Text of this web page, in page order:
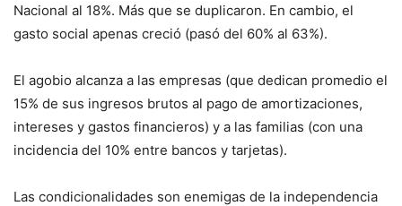
Nacional al 18%. Más que se duplicaron. En cambio, el
gasto social apenas creció (pasó del 60% al 63%).
El agobio alcanza a las empresas (que dedican promedio el
15% de sus ingresos brutos al pago de amortizaciones,
intereses y gastos financieros) y a las familias (con una
incidencia del 10% entre bancos y tarjetas).
Las condicionalidades son enemigas de la independencia